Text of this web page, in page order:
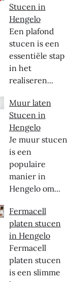
Stucen in
Hengelo
Een plafond
stucen is een
essentiële stap
in het
realiseren...
Muur laten
Stucen in
Hengelo
Je muur stucen
is een
populaire
manier in
Hengelo om...
Fermacell
platen stucen
in Hengelo
Fermacell
platen stucen
is een slimme